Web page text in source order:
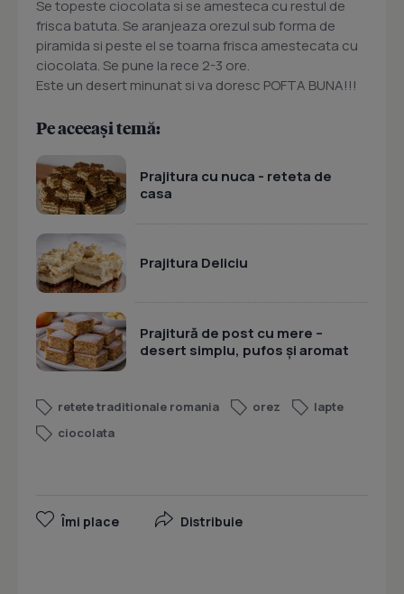
Se topeste ciocolata si se amesteca cu restul de
frisca batuta. Se aranjeaza orezul sub forma de
piramida si peste el se toarna frisca amestecata cu
ciocolata. Se pune la rece 2-3 ore.
Este un desert minunat si va doresc POFTA BUNA!!!
Pe aceeași temă:
Prajitura cu nuca - reteta de
casa
Prajitura Deliciu
Prajitură de post cu mere –
desert simplu, pufos și aromat
retete traditionale romania orez
lapte
ciocolata
Îmi place Distribuie